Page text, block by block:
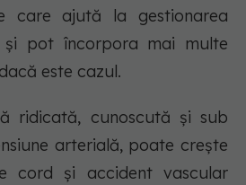
care ajută la gestionarea
și pot încorpora mai multe
este cazul.
ridicată, cunoscută și sub
arterială, poate crește
cord și accident vascular